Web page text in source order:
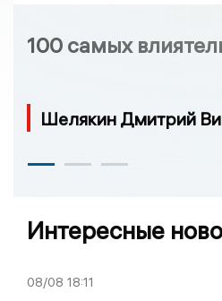
100 самых
Шелякин Дмитрий
Интересные
08/08 18:11